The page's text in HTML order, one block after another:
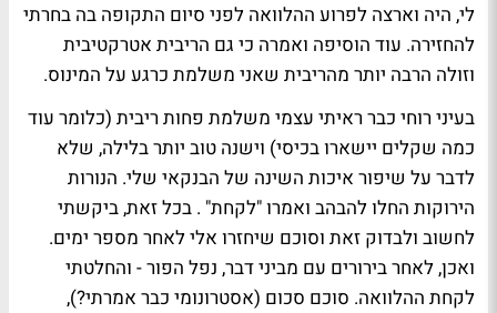
לי, היה וארצה לפרוע ההלוואה לפני סיום התקופה בה בחרתי
להחזירה. עוד הוסיפה ואמרה כי גם הריבית אטרקטיבית
וזולה הרבה יותר מהריבית שאני משלמת כרגע על המינוס.
בעיני רוחי כבר ראיתי עצמי משלמת פחות ריבית (כלומר עוד
כמה שקלים יישארו בכיסי) וישנה טוב יותר בלילה, שלא
לדבר על שיפור איכות השינה של הבנקאי שלי. הנורות
הירוקות החלו להבהב ואמרו "לקחת" . בכל זאת, ביקשתי
לחשוב ולבדוק זאת וסוכם שיחזרו אלי לאחר מספר ימים.
ואכן, לאחר בירורים עם מביני דבר, נפל הפור - והחלטתי
לקחת ההלוואה. סוכם סכום (אסטרונומי כבר אמרתי?),